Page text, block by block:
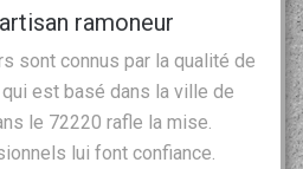
ramoneur
sont connus par la qualité de
est basé dans la ville de
le 72220 rafle la mise.
lui font confiance.